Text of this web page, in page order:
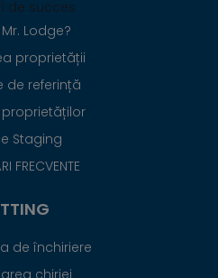
de succes
Lodge?
proprietății
de referință
proprietăților
Staging
FRECVENTE
de închiriere
chiriei